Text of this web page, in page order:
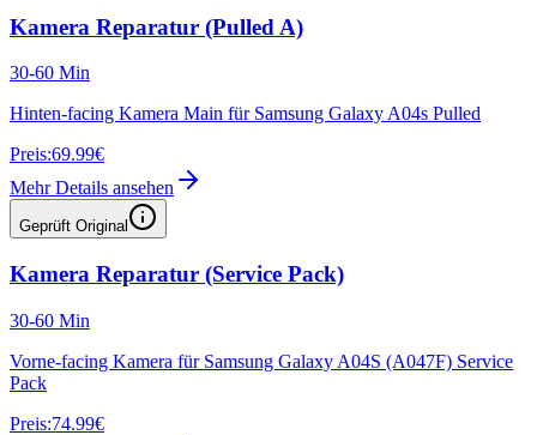
Kamera Reparatur (Pulled A)
30-60 Min
Hinten-facing Kamera Main für Samsung Galaxy A04s Pulled
Preis:69.99€
Mehr Details ansehen
Geprüft Original
Kamera Reparatur (Service Pack)
30-60 Min
Vorne-facing Kamera für Samsung Galaxy A04S (A047F) Service
Pack
Preis:74.99€